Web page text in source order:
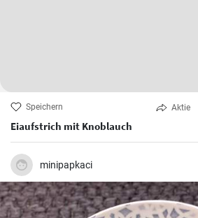
Speichern Aktie
Eiaufstrich mit Knoblauch
minipapkaci